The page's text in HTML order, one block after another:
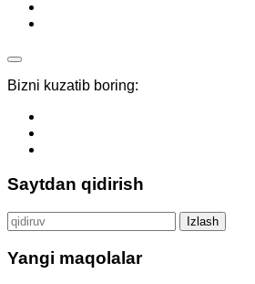
Bizni kuzatib boring:
Saytdan qidirish
Qidirshish:
Yangi maqolalar